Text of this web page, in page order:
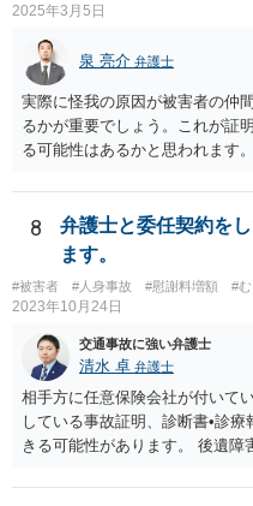
2025年3月5日
泉 亮介 弁護士
実際に怪我の原因が被害者の仲
るかが重要でしょう。これが証
る可能性はあるかと思われます。
8
弁護士と委任契約を
ます。
#被害者 #人身事故 #慰謝料増額 #
2023年10月24日
交通事故に強い弁護士
清水 卓 弁護士
相手方に任意保険会社が付いて
している事故証明、診断書•診
きる可能性があります。 後遺
果と認定理由書も相手方任意保